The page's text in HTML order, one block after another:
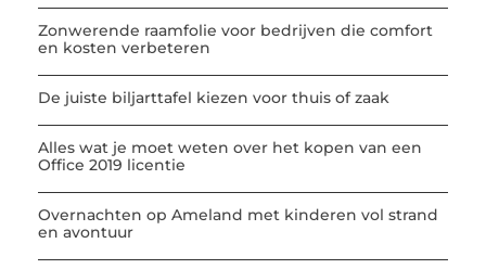
Zonwerende raamfolie voor bedrijven die comfort
en kosten verbeteren
De juiste biljarttafel kiezen voor thuis of zaak
Alles wat je moet weten over het kopen van een
Office 2019 licentie
Overnachten op Ameland met kinderen vol strand
en avontuur